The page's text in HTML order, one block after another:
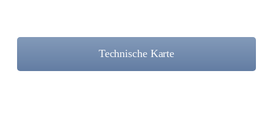
Technische Karte